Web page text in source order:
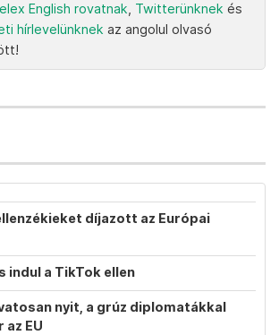
English rovatnak Twitterünknek és
hírlevelünknek az angolul olvasó
díjazott az Európai
indul a TikTok ellen
nyit, a grúz diplomatákkal
az EU